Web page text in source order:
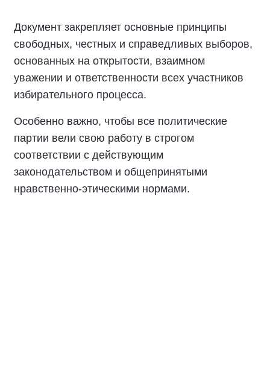
Документ закрепляет основные принципы
свободных, честных и справедливых выборов,
основанных на открытости, взаимном
уважении и ответственности всех участников
избирательного процесса.
Особенно важно, чтобы все политические
партии вели свою работу в строгом
соответствии с действующим
законодательством и общепринятыми
нравственно-этическими нормами.